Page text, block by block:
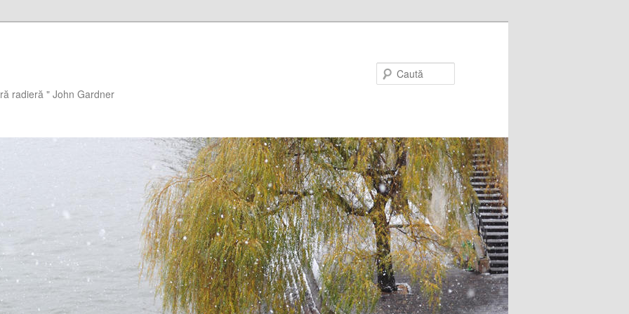
radieră " John Gardner